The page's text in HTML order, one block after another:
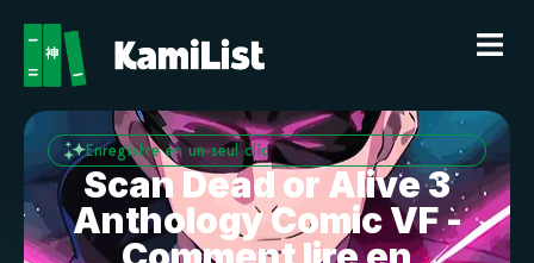
Enregistre en un seul clic
Scan Dead or Alive 3
Anthology Comic VF -